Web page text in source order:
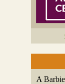
A